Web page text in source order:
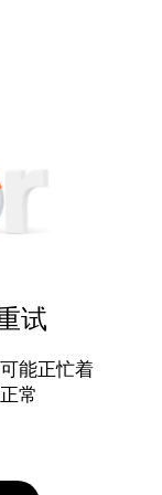
试
能正忙着
常